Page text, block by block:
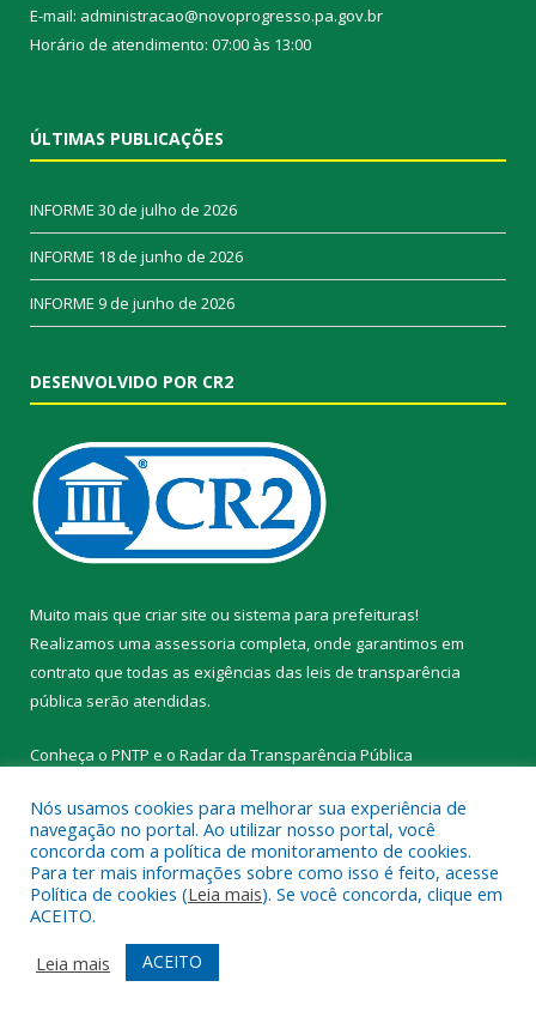
E-mail: administracao@novoprogresso.pa.gov.br
Horário de atendimento: 07:00 às 13:00
ÚLTIMAS PUBLICAÇÕES
INFORME 30 de julho de 2026
INFORME 18 de junho de 2026
INFORME 9 de junho de 2026
DESENVOLVIDO POR CR2
Muito mais que criar site ou sistema para prefeituras!
Realizamos uma assessoria completa, onde garantimos em
contrato que todas as exigências das leis de transparência
pública serão atendidas.
Conheça o PNTP e o Radar da Transparência Pública
Todos os direitos reservados a Prefeitura Municipal de Novo
Progresso.
Mapa do Site
Acessar Área Administrativa
Acessar Webmail
Nós usamos cookies para melhorar sua experiência de
navegação no portal. Ao utilizar nosso portal, você
concorda com a política de monitoramento de cookies.
Para ter mais informações sobre como isso é feito, acesse
Política de cookies (Leia mais). Se você concorda, clique em
ACEITO.
Leia mais
ACEITO